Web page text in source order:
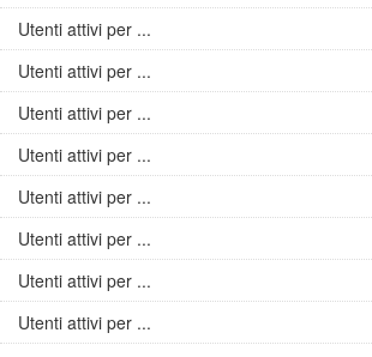
Utenti attivi per ...
Utenti attivi per ...
Utenti attivi per ...
Utenti attivi per ...
Utenti attivi per ...
Utenti attivi per ...
Utenti attivi per ...
Utenti attivi per ...